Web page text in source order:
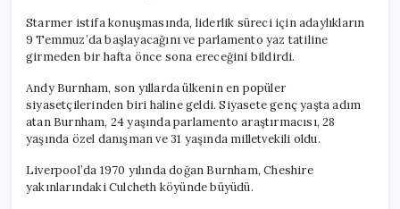
Starmer istifa konuşmasında, liderlik süreci için adaylıkların
9 Temmuz’da başlayacağını ve parlamento yaz tatiline
girmeden bir hafta önce sona ereceğini bildirdi.
Andy Burnham, son yıllarda ülkenin en popüler
siyasetçilerinden biri haline geldi. Siyasete genç yaşta adım
atan Burnham, 24 yaşında parlamento araştırmacısı, 28
yaşında özel danışman ve 31 yaşında milletvekili oldu.
Liverpool’da 1970 yılında doğan Burnham, Cheshire
yakınlarındaki Culcheth köyünde büyüdü.